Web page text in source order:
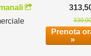
Prenota
»